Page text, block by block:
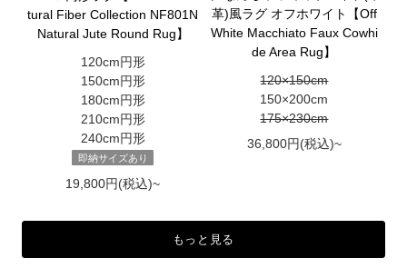
tural Fiber Collection NF801N
Natural Jute Round Rug】
120cm円形
150cm円形
180cm円形
210cm円形
240cm円形
即納サイズあり
19,800円(税込)~
革)風ラグ オフホワイト【Off
White Macchiato Faux Cowhi
de Area Rug】
120×150cm
150×200cm
175×230cm
36,800円(税込)~
もっと見る